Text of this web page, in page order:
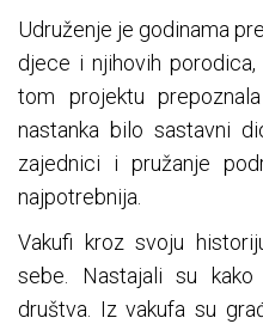
Udruženje je godinama
djece i njihovih
tom projektu
nastanka bilo sastavni
zajednici i pružanje
najpotrebnija.
Vakufi kroz svoju
sebe. Nastajali su
društva. Iz vakufa su